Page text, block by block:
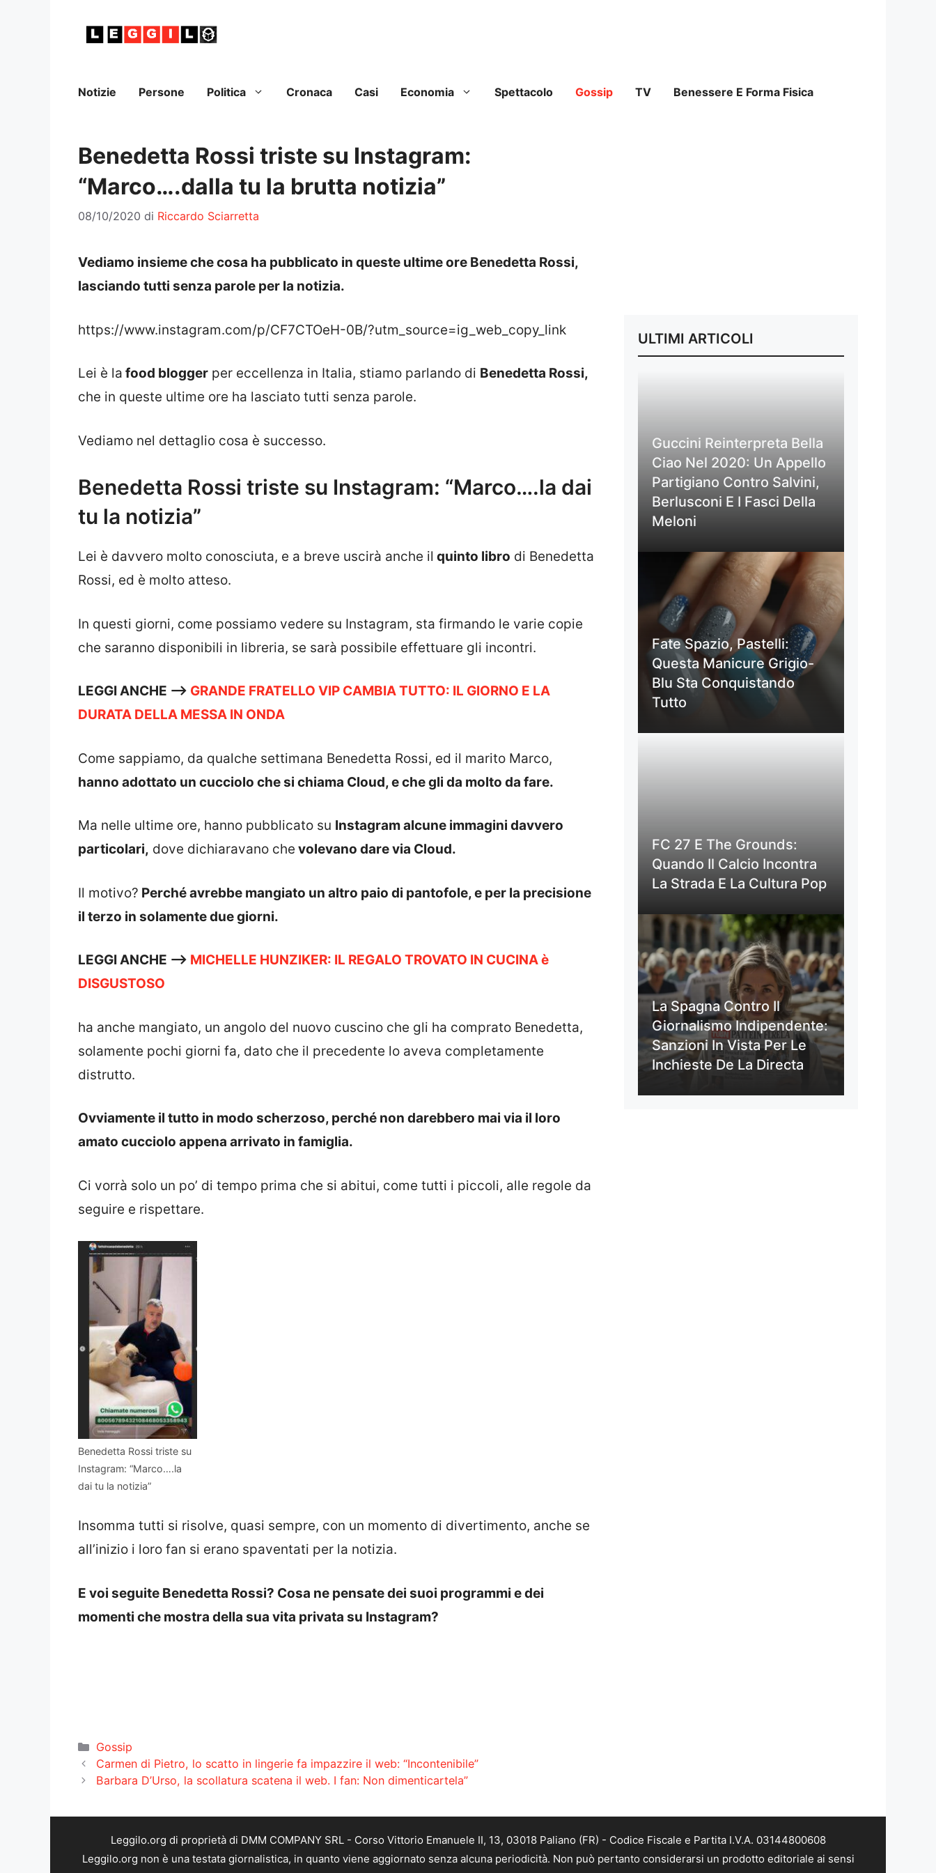
Notizie Persone Politica Cronaca Casi Economia Spettacolo Gossip TV Benessere E Forma Fisica
Benedetta Rossi triste su Instagram:
“Marco….dalla tu la brutta notizia”
08/10/2020 di Riccardo Sciarretta
Vediamo insieme che cosa ha pubblicato in queste ultime ore Benedetta Rossi,
lasciando tutti senza parole per la notizia.
https://www.instagram.com/p/CF7CTOeH-0B/?utm_source=ig_web_copy_link
Lei è la food blogger per eccellenza in Italia, stiamo parlando di Benedetta Rossi,
che in queste ultime ore ha lasciato tutti senza parole.
Vediamo nel dettaglio cosa è successo.
Benedetta Rossi triste su Instagram: “Marco….la dai
tu la notizia”
Lei è davvero molto conosciuta, e a breve uscirà anche il quinto libro di Benedetta
Rossi, ed è molto atteso.
In questi giorni, come possiamo vedere su Instagram, sta firmando le varie copie
che saranno disponibili in libreria, se sarà possibile effettuare gli incontri.
LEGGI ANCHE —-> GRANDE FRATELLO VIP CAMBIA TUTTO: IL GIORNO E LA
DURATA DELLA MESSA IN ONDA
Come sappiamo, da qualche settimana Benedetta Rossi, ed il marito Marco,
hanno adottato un cucciolo che si chiama Cloud, e che gli da molto da fare.
Ma nelle ultime ore, hanno pubblicato su Instagram alcune immagini davvero
particolari, dove dichiaravano che volevano dare via Cloud.
Il motivo? Perché avrebbe mangiato un altro paio di pantofole, e per la precisione
il terzo in solamente due giorni.
LEGGI ANCHE —> MICHELLE HUNZIKER: IL REGALO TROVATO IN CUCINA è
DISGUSTOSO
ha anche mangiato, un angolo del nuovo cuscino che gli ha comprato Benedetta,
solamente pochi giorni fa, dato che il precedente lo aveva completamente
distrutto.
Ovviamente il tutto in modo scherzoso, perché non darebbero mai via il loro
amato cucciolo appena arrivato in famiglia.
Ci vorrà solo un po’ di tempo prima che si abitui, come tutti i piccoli, alle regole da
seguire e rispettare.
Benedetta Rossi triste su
Instagram: “Marco….la
dai tu la notizia”
Insomma tutti si risolve, quasi sempre, con un momento di divertimento, anche se
all’inizio i loro fan si erano spaventati per la notizia.
E voi seguite Benedetta Rossi? Cosa ne pensate dei suoi programmi e dei
momenti che mostra della sua vita privata su Instagram?
Categorie
Gossip
Carmen di Pietro, lo scatto in lingerie fa impazzire il web: “Incontenibile”
Barbara D’Urso, la scollatura scatena il web. I fan: Non dimenticartela”
ULTIMI ARTICOLI
Guccini Reinterpreta Bella
Ciao Nel 2020: Un Appello
Partigiano Contro Salvini,
Berlusconi E I Fasci Della
Meloni
Fate Spazio, Pastelli:
Questa Manicure Grigio-
Blu Sta Conquistando
Tutto
FC 27 E The Grounds:
Quando Il Calcio Incontra
La Strada E La Cultura Pop
La Spagna Contro Il
Giornalismo Indipendente:
Sanzioni In Vista Per Le
Inchieste De La Directa
Leggilo.org di proprietà di DMM COMPANY SRL - Corso Vittorio Emanuele II, 13, 03018 Paliano (FR) - Codice Fiscale e Partita I.V.A. 03144800608
Leggilo.org non è una testata giornalistica, in quanto viene aggiornato senza alcuna periodicità. Non può pertanto considerarsi un prodotto editoriale ai sensi